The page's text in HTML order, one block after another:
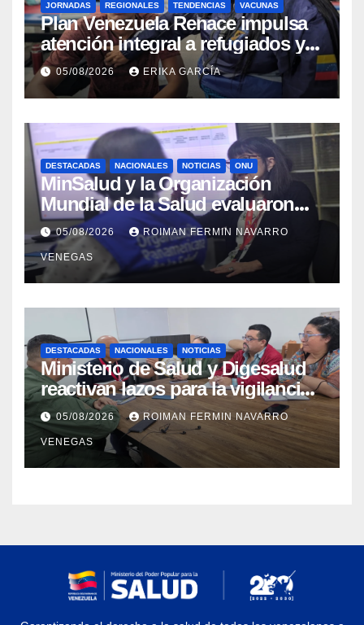
JORNADAS REGIONALES TENDENCIAS VACUNAS
​Plan Venezuela Renace impulsa
atención integral a refugiados y
evaluación de vacunación en
Aragua
05/08/2026 ERIKA GARCÍA
DESTACADAS NACIONALES NOTICIAS ONU
MinSalud y la Organización
Mundial de la Salud evaluaron
propuesta técnica integral en
materia de agua saneamiento e
higiene ante contingencia
sísmica
05/08/2026 ROIMAN FERMIN NAVARRO
VENEGAS
DESTACADAS NACIONALES NOTICIAS
Ministerio de Salud y Digesalud
reactivan lazos para la vigilancia
epidemiológica y el control de
enfermedades
05/08/2026 ROIMAN FERMIN NAVARRO
VENEGAS